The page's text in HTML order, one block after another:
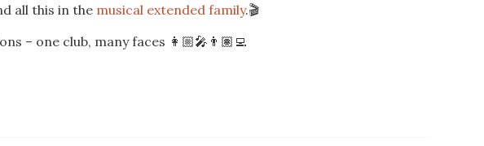
all this in the musical extended family.🎬
– one club, many faces 👩🏼‍🎤👨🏽‍💻